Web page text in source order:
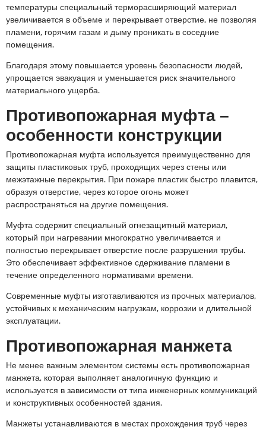
температуры специальный терморасширяющий материал
увеличивается в объеме и перекрывает отверстие, не позволяя
пламени, горячим газам и дыму проникать в соседние
помещения.
Благодаря этому повышается уровень безопасности людей,
упрощается эвакуация и уменьшается риск значительного
материального ущерба.
Противопожарная муфта –
особенности конструкции
Противопожарная муфта используется преимущественно для
защиты пластиковых труб, проходящих через стены или
межэтажные перекрытия. При пожаре пластик быстро плавится,
образуя отверстие, через которое огонь может
распространяться на другие помещения.
Муфта содержит специальный огнезащитный материал,
который при нагревании многократно увеличивается и
полностью перекрывает отверстие после разрушения трубы.
Это обеспечивает эффективное сдерживание пламени в
течение определенного нормативами времени.
Современные муфты изготавливаются из прочных материалов,
устойчивых к механическим нагрузкам, коррозии и длительной
эксплуатации.
Противопожарная манжета
Не менее важным элементом системы есть противопожарная
манжета, которая выполняет аналогичную функцию и
используется в зависимости от типа инженерных коммуникаций
и конструктивных особенностей здания.
Манжеты устанавливаются в местах прохождения труб через